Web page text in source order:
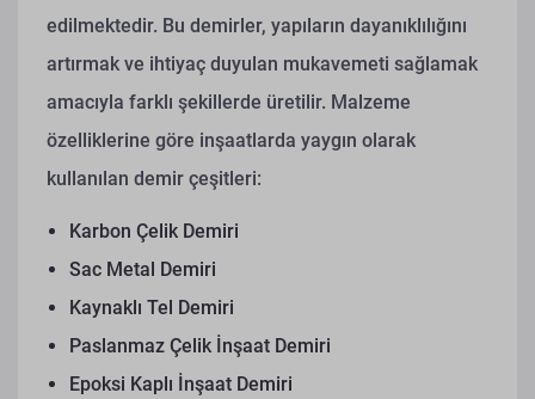
edilmektedir. Bu demirler, yapıların dayanıklılığını
artırmak ve ihtiyaç duyulan mukavemeti sağlamak
amacıyla farklı şekillerde üretilir. Malzeme
özelliklerine göre inşaatlarda yaygın olarak
kullanılan demir çeşitleri:
Karbon Çelik Demiri
Sac Metal Demiri
Kaynaklı Tel Demiri
Paslanmaz Çelik İnşaat Demiri
Epoksi Kaplı İnşaat Demiri